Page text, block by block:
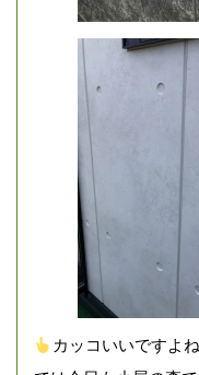
カッコいいですよ